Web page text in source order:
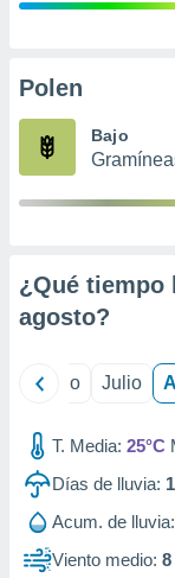
e
publicidad
Polen
Bajo
¿Qué tiempo
agosto?
Junio Julio
T. Media: 25°C
Días de lluvia: 1
Acum. de lluvia:
Viento medio: